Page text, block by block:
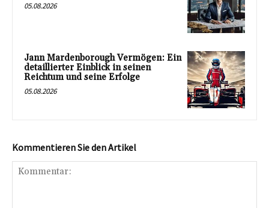
05.08.2026
Jann Mardenborough Vermögen: Ein
detaillierter Einblick in seinen
Reichtum und seine Erfolge
05.08.2026
Kommentieren Sie den Artikel